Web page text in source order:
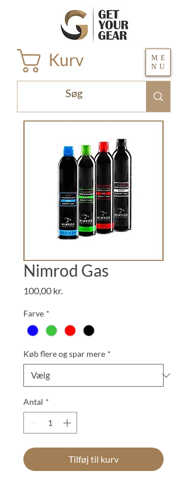
ME
NU
Kurv
Nimrod Gas
100,00 kr.
Farve *
Køb flere og spar mere *
Antal *
Tilføj til kurv